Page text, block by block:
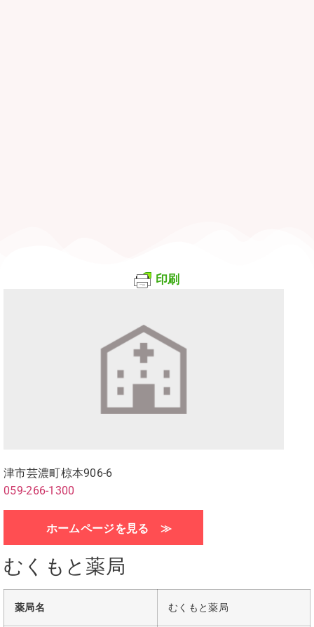
印刷
津市芸濃町椋本906-6
059-266-1300
ホームページを見る ≫
むくもと薬局
薬局名 むくもと薬局